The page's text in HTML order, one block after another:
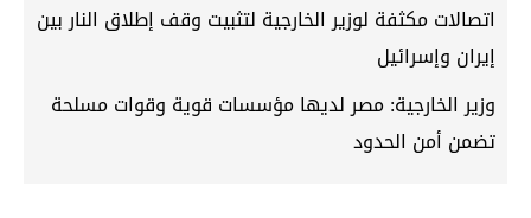
اتصالات مكثفة لوزير الخارجية لتثبيت وقف إطلاق النار بين
إيران وإسرائيل
وزير الخارجية: مصر لديها مؤسسات قوية وقوات مسلحة
تضمن أمن الحدود